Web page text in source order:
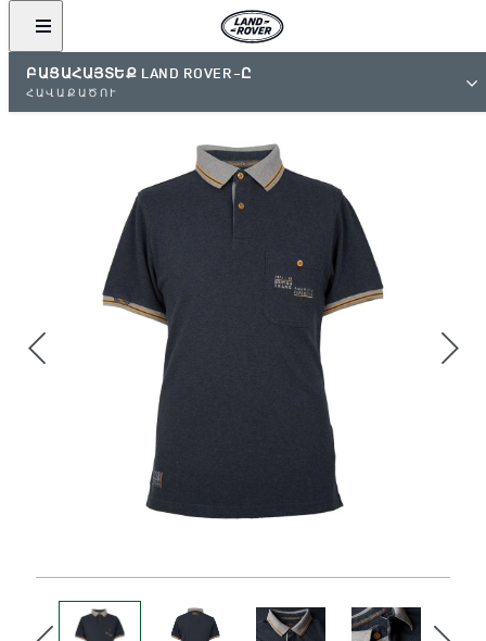
ԲԱՑԱՀԱՅՏԵՔ LAND ROVER-Ը
ՀԱՎԱՔԱԾՈՒ